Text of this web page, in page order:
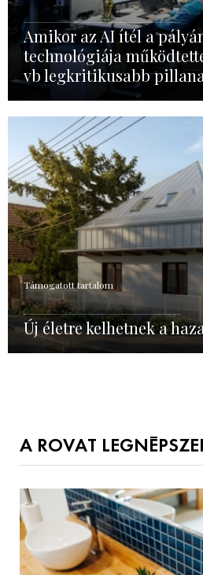
Amikor az AI ítél a
technológiája
vb legkritikusabb
Támogatott tartalom
Új életre kelhetnek a
A ROVAT